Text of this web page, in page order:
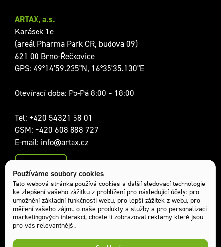
Používáme soubory cookies
Tato webová stránka používá cookies a další sledovací technologie
ke zlepšení vašeho zážitku z prohlížení pro následující účely: pro
umožnění základní funkčnosti webu, pro lepší zážitek z webu, pro
měření vašeho zájmu o naše produkty a služby a pro personalizaci
marketingových interakcí,chcete-li zobrazovat reklamy které jsou
pro vás relevantnější.
Sociální sítě:
ARTAX, a.s.
Karásek 1e
(areál Pharma Park CR, budova 09)
621 00 Brno-Řečkovice
GPS: 49°14'59.235"N, 16°35'35.130"E
Otevírací doba: Po-Pá 8:00 – 18:00
Tel: +420 54321 58 01
GSM: +420 608 888 727
E-mail: info@artax.cz
Kontakty